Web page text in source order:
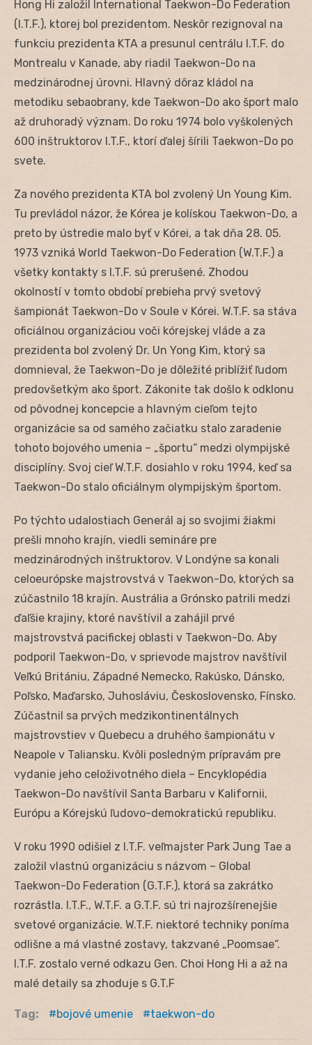
Hong Hi založil International Taekwon-Do Federation
(I.T.F.), ktorej bol prezidentom. Neskôr rezignoval na
funkciu prezidenta KTA a presunul centrálu I.T.F. do
Montrealu v Kanade, aby riadil Taekwon-Do na
medzinárodnej úrovni. Hlavný dôraz kládol na
metodiku sebaobrany, kde Taekwon-Do ako šport malo
až druhoradý význam. Do roku 1974 bolo vyškolených
600 inštruktorov I.T.F., ktorí ďalej šírili Taekwon-Do po
svete.
Za nového prezidenta KTA bol zvolený Un Young Kim.
Tu prevládol názor, že Kórea je kolískou Taekwon-Do, a
preto by ústredie malo byť v Kórei, a tak dňa 28. 05.
1973 vzniká World Taekwon-Do Federation (W.T.F.) a
všetky kontakty s I.T.F. sú prerušené. Zhodou
okolností v tomto období prebieha prvý svetový
šampionát Taekwon-Do v Soule v Kórei. W.T.F. sa stáva
oficiálnou organizáciou voči kórejskej vláde a za
prezidenta bol zvolený Dr. Un Yong Kim, ktorý sa
domnieval, že Taekwon-Do je dôležité priblížiť ľudom
predovšetkým ako šport. Zákonite tak došlo k odklonu
od pôvodnej koncepcie a hlavným cieľom tejto
organizácie sa od samého začiatku stalo zaradenie
tohoto bojového umenia – „športu“ medzi olympijské
disciplíny. Svoj cieľ W.T.F. dosiahlo v roku 1994, keď sa
Taekwon-Do stalo oficiálnym olympijským športom.
Po týchto udalostiach Generál aj so svojimi žiakmi
prešli mnoho krajín, viedli semináre pre
medzinárodných inštruktorov. V Londýne sa konali
celoeurópske majstrovstvá v Taekwon-Do, ktorých sa
zúčastnilo 18 krajín. Austrália a Grónsko patrili medzi
ďaľšie krajiny, ktoré navštívil a zahájil prvé
majstrovstvá pacifickej oblasti v Taekwon-Do. Aby
podporil Taekwon-Do, v sprievode majstrov navštívil
Veľkú Britániu, Západné Nemecko, Rakúsko, Dánsko,
Poľsko, Maďarsko, Juhosláviu, Československo, Fínsko.
Zúčastnil sa prvých medzikontinentálnych
majstrovstiev v Quebecu a druhého šampionátu v
Neapole v Taliansku. Kvôli posledným prípravám pre
vydanie jeho celoživotného diela – Encyklopédia
Taekwon-Do navštívil Santa Barbaru v Kalifornii,
Európu a Kórejskú ľudovo-demokratickú republiku.
V roku 1990 odišiel z I.T.F. veľmajster Park Jung Tae a
založil vlastnú organizáciu s názvom – Global
Taekwon-Do Federation (G.T.F.), ktorá sa zakrátko
rozrástla. I.T.F., W.T.F. a G.T.F. sú tri najrozšírenejšie
svetové organizácie. W.T.F. niektoré techniky poníma
odlišne a má vlastné zostavy, takzvané „Poomsae“.
I.T.F. zostalo verné odkazu Gen. Choi Hong Hi a až na
malé detaily sa zhoduje s G.T.F
Tag: bojové umenie taekwon-do